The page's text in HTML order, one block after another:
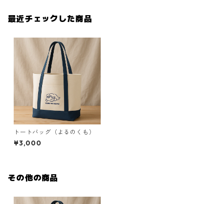
最近チェックした商品
トートバッグ（よるのくも）
¥3,000
その他の商品